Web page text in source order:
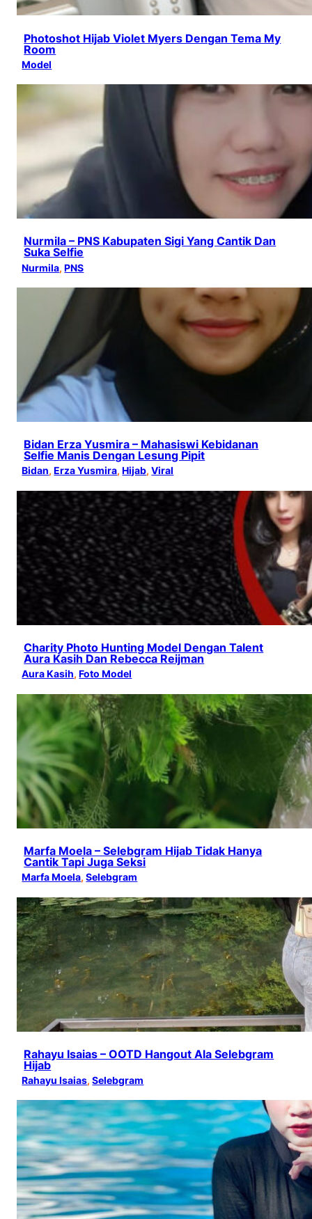
Photoshot Hijab Violet Myers Dengan Tema My
Room
Model
Nurmila – PNS Kabupaten Sigi Yang Cantik Dan
Suka Selfie
Nurmila, PNS
Bidan Erza Yusmira – Mahasiswi Kebidanan
Selfie Manis Dengan Lesung Pipit
Bidan, Erza Yusmira, Hijab, Viral
Charity Photo Hunting Model Dengan Talent
Aura Kasih Dan Rebecca Reijman
Aura Kasih, Foto Model
Marfa Moela – Selebgram Hijab Tidak Hanya
Cantik Tapi Juga Seksi
Marfa Moela, Selebgram
Rahayu Isaias – OOTD Hangout Ala Selebgram
Hijab
Rahayu Isaias, Selebgram